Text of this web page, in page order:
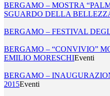
BERGAMO – MOSTRA
SGUARDO DELLA
BERGAMO – FESTIVAL
BERGAMO – “CONVIVIO”
EMILIO MORESCHIEventi
BERGAMO –
2015Eventi